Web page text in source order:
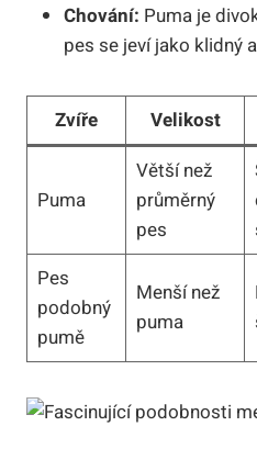
Chování: Puma je
pes se jeví jako klidný
Zvíře Velikost
Puma
Větší než
průměrný
pes
Pes
podobný
pumě
Menší než
puma